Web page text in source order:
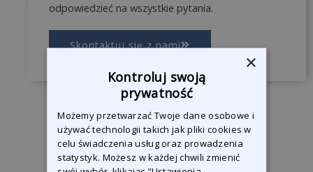
odpowiedzieć na wszystkie pytania.
Skontaktuj się z nami
×
Kontroluj swoją
prywatność
Możemy przetwarzać Twoje dane osobowe i
używać technologii takich jak pliki cookies w
celu świadczenia usług oraz prowadzenia
statystyk. Możesz w każdej chwili zmienić